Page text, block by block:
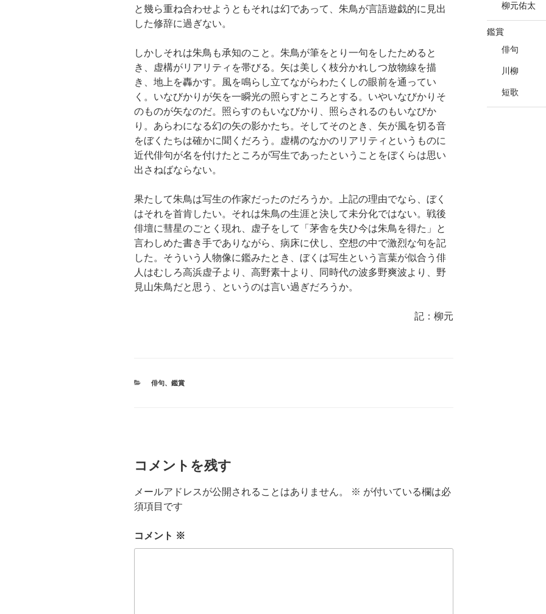
と幾ら重ね合わせようともそれは幻であって、朱鳥が言語遊戯的に見出
した修辞に過ぎない。
しかしそれは朱鳥も承知のこと。朱鳥が筆をとり一句をしたためると
き、虚構がリアリティを帯びる。矢は美しく枝分かれしつ放物線を描
き、地上を轟かす。風を鳴らし立てながらわたくしの眼前を通ってい
く。いなびかりが矢を一瞬光の照らすところとする。いやいなびかりそ
のものが矢なのだ。照らすのもいなびかり、照らされるのもいなびか
り。あらわになる幻の矢の影かたち。そしてそのとき、矢が風を切る音
をぼくたちは確かに聞くだろう。虚構のなかのリアリティというものに
近代俳句が名を付けたところが写生であったということをぼくらは思い
出さねばならない。
果たして朱鳥は写生の作家だったのだろうか。上記の理由でなら、ぼく
はそれを首肯したい。それは朱鳥の生涯と決して未分化ではない。戦後
俳壇に彗星のごとく現れ、虚子をして「茅舎を失ひ今は朱鳥を得た」と
言わしめた書き手でありながら、病床に伏し、空想の中で激烈な句を記
した。そういう人物像に鑑みたとき、ぼくは写生という言葉が似合う俳
人はむしろ高浜虚子より、高野素十より、同時代の波多野爽波より、野
見山朱鳥だと思う、というのは言い過ぎだろうか。
記：柳元
カ
俳句、 鑑賞
コメントを残す
メールアドレスが公開されることはありません。 ※ が付いている欄は必
須項目です
コメント ※
柳元佑太
鑑賞
俳句
川柳
短歌